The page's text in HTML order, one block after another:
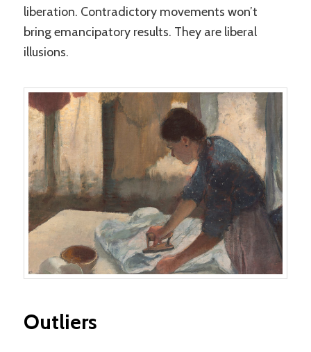
liberation. Contradictory movements won’t
bring emancipatory results. They are liberal
illusions.
Outliers